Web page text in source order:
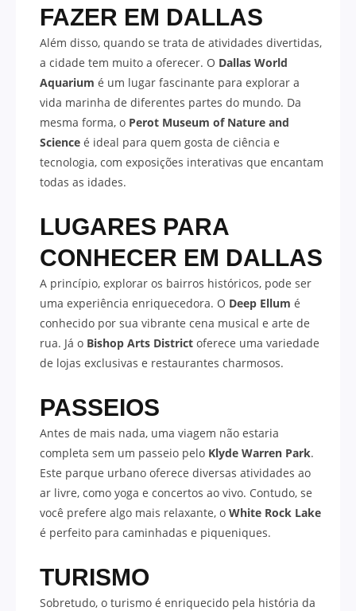
FAZER EM DALLAS
Além disso, quando se trata de atividades divertidas,
a cidade tem muito a oferecer. O Dallas World
Aquarium é um lugar fascinante para explorar a
vida marinha de diferentes partes do mundo. Da
mesma forma, o Perot Museum of Nature and
Science é ideal para quem gosta de ciência e
tecnologia, com exposições interativas que encantam
todas as idades.
LUGARES PARA
CONHECER EM DALLAS
A princípio, explorar os bairros históricos, pode ser
uma experiência enriquecedora. O Deep Ellum é
conhecido por sua vibrante cena musical e arte de
rua. Já o Bishop Arts District oferece uma variedade
de lojas exclusivas e restaurantes charmosos.
PASSEIOS
Antes de mais nada, uma viagem não estaria
completa sem um passeio pelo Klyde Warren Park.
Este parque urbano oferece diversas atividades ao
ar livre, como yoga e concertos ao vivo. Contudo, se
você prefere algo mais relaxante, o White Rock Lake
é perfeito para caminhadas e piqueniques.
TURISMO
Sobretudo, o turismo é enriquecido pela história da